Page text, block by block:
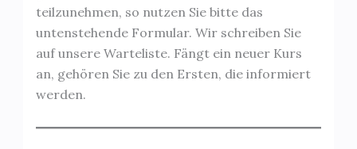
teilzunehmen, so nutzen Sie bitte das
untenstehende Formular. Wir schreiben Sie
auf unsere Warteliste. Fängt ein neuer Kurs
an, gehören Sie zu den Ersten, die informiert
werden.